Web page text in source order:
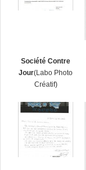
Société Contre
Jour(Labo Photo
Créatif)